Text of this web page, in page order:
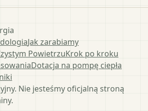
Jak zarabiamy
PowietrzuKrok po kroku
Dotacja na pompę ciepła
Nie jesteśmy oficjalną stroną